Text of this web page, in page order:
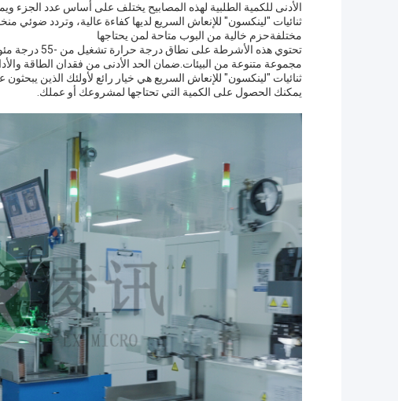
الأدنى للكمية الطلبية لهذه المصابيح يختلف على أساس عدد الجزء
ثنائيات "لينكسون" للإنعاش السريع لديها كفاءة عالية، وتردد ضوئي
مختلفةحزم خالية من البوب متاحة لمن يحتاجها
مجموعة متنوعة من البيئات.ضمان الحد الأدنى من فقدان الطاقة
ثنائيات "لينكسون" للإنعاش السريع هي خيار رائع لأولئك الذين يبحثون
يمكنك الحصول على الكمية التي تحتاجها لمشروعك أو عملك.